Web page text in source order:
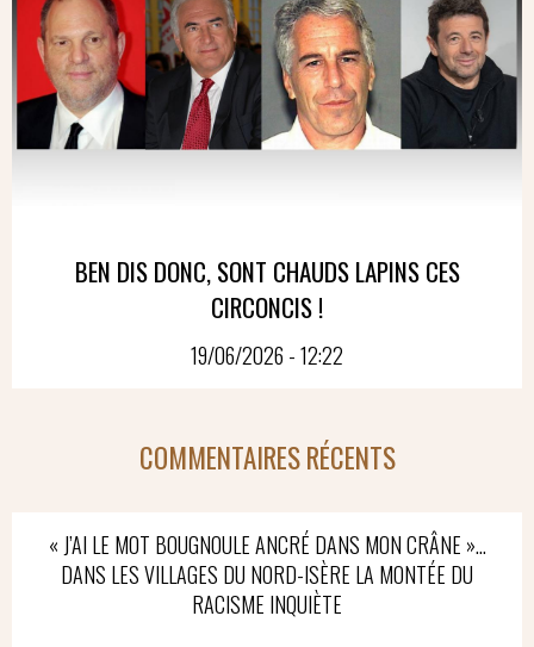
BEN DIS DONC, SONT CHAUDS LAPINS CES
CIRCONCIS !
19/06/2026 - 12:22
COMMENTAIRES RÉCENTS
« J’AI LE MOT BOUGNOULE ANCRÉ DANS MON CRÂNE »…
DANS LES VILLAGES DU NORD-ISÈRE LA MONTÉE DU
RACISME INQUIÈTE